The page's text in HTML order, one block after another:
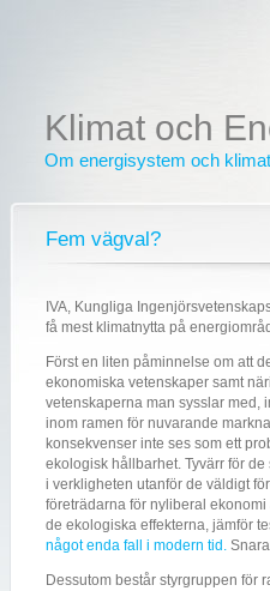
Klimat och
Om energisystem och klimat
Fem vägval?
IVA, Kungliga
få mest klimatnytta på
Först en liten påminnelse om att
ekonomiska vetenskaper samt
vetenskaperna man sysslar med,
inom ramen för nuvarande
konsekvenser inte ses som ett
ekologisk hållbarhet. Tyvärr för
i verkligheten utanför de väldigt
företrädarna för nyliberal
de ekologiska effekterna, jämför
något enda fall i modern tid.
Dessutom består styrgruppen för